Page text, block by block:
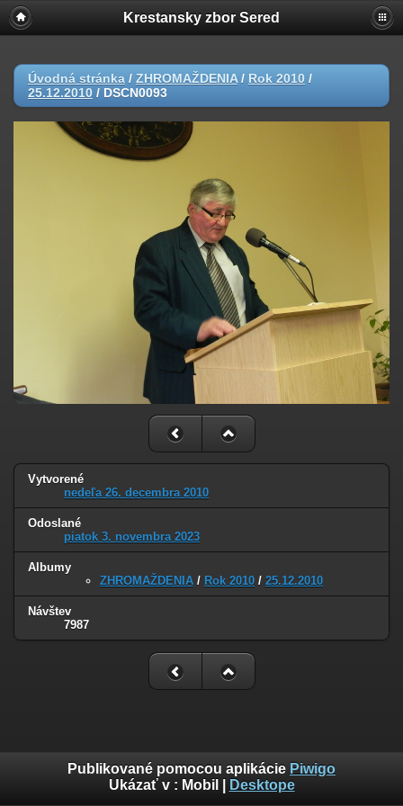
Krestansky zbor Sered
Úvodná stránka / ZHROMAŽDENIA/ Rok 2010 /
25.12.2010 / DSCN0093
Vytvorené
nedeľa 26. decembra 2010
Odoslané
piatok 3. novembra 2023
Albumy
ZHROMAŽDENIA / Rok 2010 / 25.12.2010
Návštev
7987
Publikované pomocou aplikácie Piwigo
Ukázať v : Mobil Desktope